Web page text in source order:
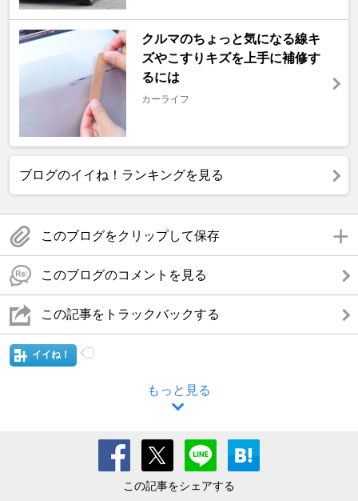
クルマのちょっと気になる線キ
ズやこすりキズを上手に補修す
るには
カーライフ
ブログのイイね！ランキングを見る
このブログをクリップして保存
このブログのコメントを見る
この記事をトラックバックする
イイね！
もっと見る
この記事をシェアする